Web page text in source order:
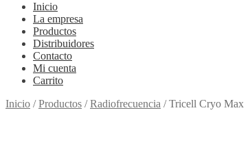
Inicio
La empresa
Productos
Distribuidores
Contacto
Mi cuenta
Carrito
Inicio /Productos /Radiofrecuencia /Tricell Cryo Max